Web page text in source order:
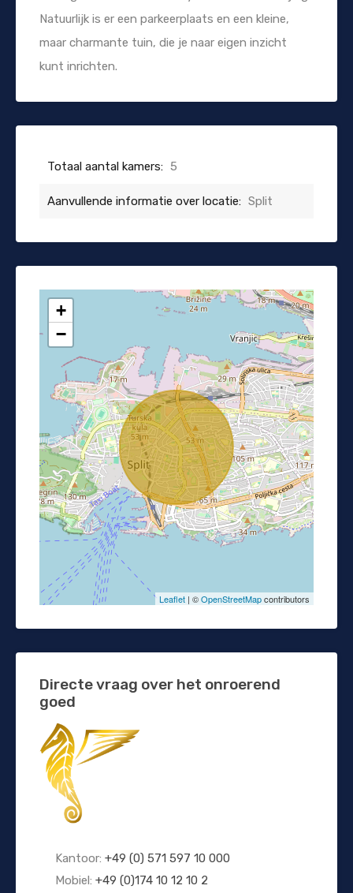
Natuurlijk is er een parkeerplaats en een kleine,
maar charmante tuin, die je naar eigen inzicht
kunt inrichten.
Totaal aantal kamers: 5
Aanvullende informatie over locatie: Split
+
−
Leaflet | ©OpenStreetMapcontributors
Directe vraag over het onroerend
goed
Kantoor: +49 (0) 571 597 10 000
Mobiel: +49 (0)174 10 12 10 2